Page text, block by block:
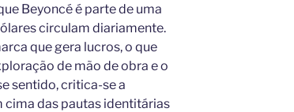
Beyoncé é parte de uma
circulam diariamente.
que gera lucros, o que
de mão de obra e o
sentido, critica-se a
cima das pautas identitárias